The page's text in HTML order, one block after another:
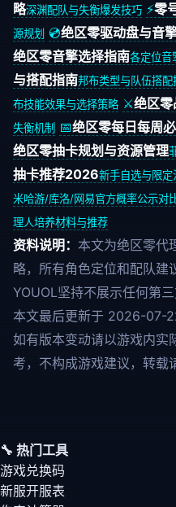
略深渊配队与失衡爆发技巧 ⚡零
源规划 💿绝区零驱动盘与音
绝区零音擎选择指南各定位音
与搭配指南邦布类型与队伍搭配
布技能效果与选择策略 ⚔️绝区
失衡机制
📅绝区零每日每周
绝区零抽卡规划与资源管理
抽卡推荐2026新手自选与限定
米哈游/库洛/网易官方概率公示对
理人培养材料与推荐
资料说明： 本文为绝区零代
略，所有角色定位和配队建
YOUOL坚持不展示任何第
本文最后更新于 2026-07-
如有版本变动请以游戏内实
考，不构成游戏建议，转载
🔧 热门工具
游戏兑换码
新服开服表